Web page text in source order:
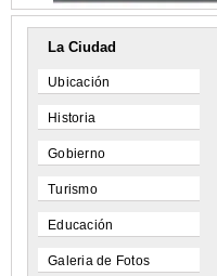
La Ciudad
Ubicación
Historia
Gobierno
Turismo
Educación
Galeria de Fotos